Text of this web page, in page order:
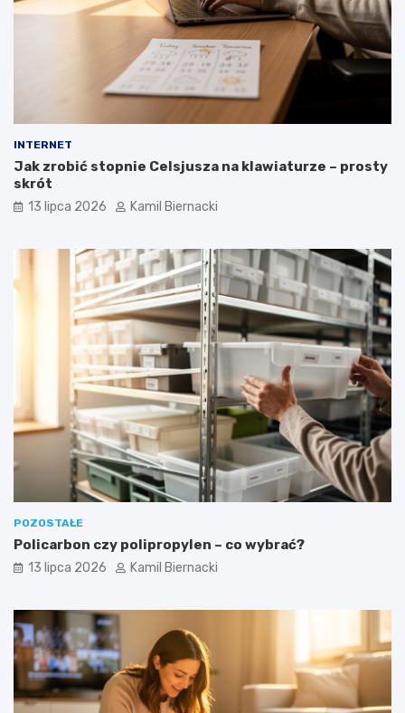
INTERNET
Jak zrobić stopnie Celsjusza na klawiaturze – prosty
skrót
13 lipca 2026 Kamil Biernacki
POZOSTAŁE
Policarbon czy polipropylen – co wybrać?
13 lipca 2026 Kamil Biernacki